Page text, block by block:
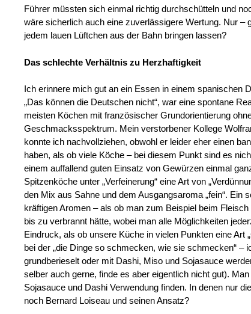
Führer müssten sich einmal richtig durchschütteln und
wäre sicherlich auch eine zuverlässigere Wertung. Nur –
jedem lauen Lüftchen aus der Bahn bringen lassen?
Das schlechte Verhältnis zu Herzhaftigkeit
Ich erinnere mich gut an ein Essen in einem spanischen
„Das können die Deutschen nicht“, war eine spontane
meisten Köchen mit französischer Grundorientierung
Geschmacksspektrum. Mein verstorbener Kollege
konnte ich nachvollziehen, obwohl er leider eher einen
haben, als ob viele Köche – bei diesem Punkt sind es
einem auffallend guten Einsatz von Gewürzen einmal
Spitzenköche unter „Verfeinerung“ eine Art von
den Mix aus Sahne und dem Ausgangsaroma „fein“.
kräftigen Aromen – als ob man zum Beispiel beim
bis zu verbrannt hätte, wobei man alle Möglichkeiten
Eindruck, als ob unsere Küche in vielen Punkten eine
bei der „die Dinge so schmecken, wie sie schmecken“
grundberieselt oder mit Dashi, Miso und Sojasauce
selber auch gerne, finde es aber eigentlich nicht gut).
Sojasauce und Dashi Verwendung finden. In denen nur
noch Bernard Loiseau und seinen Ansatz?